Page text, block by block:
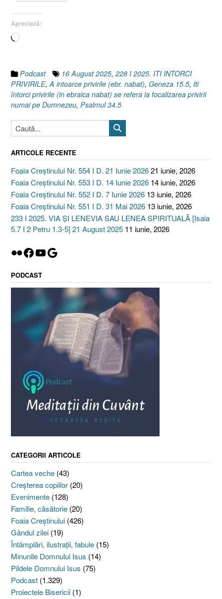
Apreciază:
Încarc...
Podcast 16 August 2025, 228 I 2025. ITI INTORCI
PRIVIRILE, A intoarce privirile (ebr. nabat), Geneza 15.5, Iti
întorci privirile (in ebraica nabat) se refera la focalizarea privirii
numai pe Dumnezeu, Psalmul 34.5
ARTICOLE RECENTE
Foaia Creștinului Nr. 554 I D. 21 Iunie 202621 iunie, 2026
Foaia Creștinului Nr. 553 I D. 14 Iunie 2026 14 iunie, 2026
Foaia Creștinului Nr. 552 I D. 7 Iunie 2026 13 iunie, 2026
Foaia Creștinului Nr. 551 I D. 31 Mai 2026 13 iunie, 2026
233 I 2025. VIA ȘI LENEVIA SAU LENEA SPIRITUALĂ [Isaia
5.7 I 2 Petru 1.3-5] 21 August 2025 11 iunie, 2026
Flickr
Facebook
YouTube
Google
PODCAST
CATEGORII ARTICOLE
Cartea veche (43)
Creşterea copiilor (20)
Evenimente (128)
Familie, căsătorie (20)
Foaia Creştinului (426)
Gândul zilei (19)
Întâmplări, ilustraţii, fabule (15)
Minunile Domnului Isus (14)
Pildele Domnului Isus (75)
Podcast (1.329)
Proiectele Bisericii (1)